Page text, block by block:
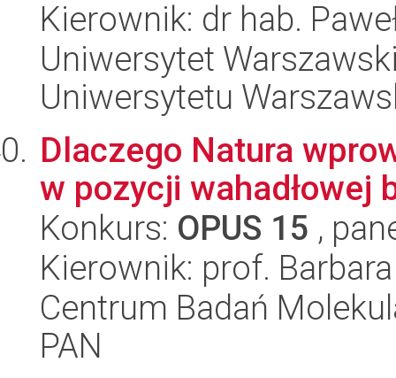
Kierownik: dr hab.
Uniwersytet
Uniwersytetu
Dlaczego Natura
w pozycji wahadłowej
Konkurs: OPUS 15 ,
Kierownik: prof.
Centrum Badań
PAN